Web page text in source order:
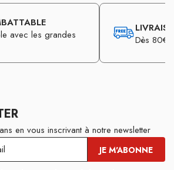
avec les grandes
Dès 80€
en vous inscrivant à notre newsletter